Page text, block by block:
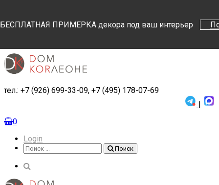
БЕСПЛАТНАЯ ПРИМЕРКА декора под ваш интерьер
тел.: +7 (926) 699-33-09, +7 (495) 178-07-69
|
0
Login
Поиск
Поиск